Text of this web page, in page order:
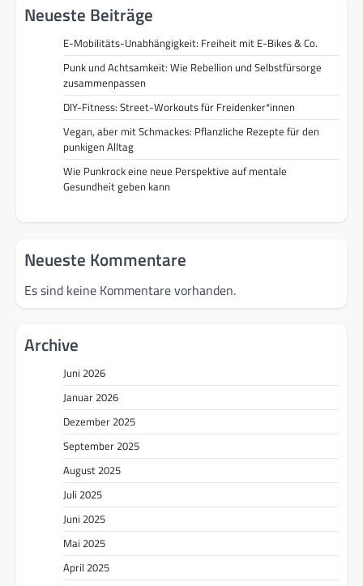
Neueste Beiträge
E-Mobilitäts-Unabhängigkeit: Freiheit mit E-Bikes & Co.
Punk und Achtsamkeit: Wie Rebellion und Selbstfürsorge
zusammenpassen
DIY-Fitness: Street-Workouts für Freidenker*innen
Vegan, aber mit Schmackes: Pflanzliche Rezepte für den
punkigen Alltag
Wie Punkrock eine neue Perspektive auf mentale
Gesundheit geben kann
Neueste Kommentare
Es sind keine Kommentare vorhanden.
Archive
Juni 2026
Januar 2026
Dezember 2025
September 2025
August 2025
Juli 2025
Juni 2025
Mai 2025
April 2025